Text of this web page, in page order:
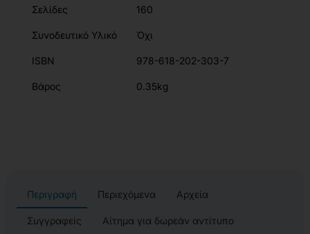
Σελίδες 160
Συνοδευτικό Υλικό Όχι
ISBN 978-618-202-303-7
Βάρος 0.35kg
Περιγραφή Περιεχόμενα Αρχεία
Συγγραφείς Αίτημα για δωρεάν αντίτυπο